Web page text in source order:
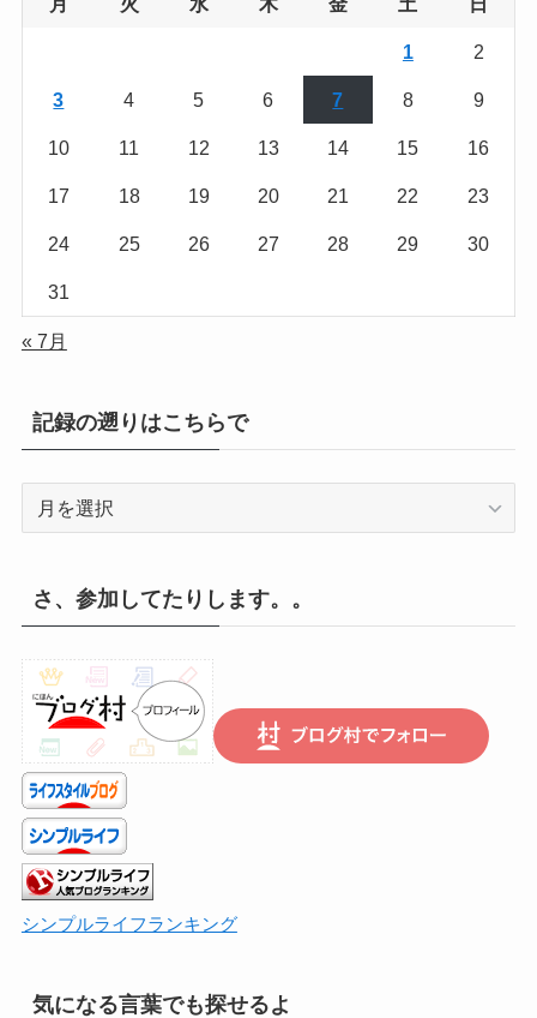
1 2
3 4 5 6 7 8 9
10 11 12 13 14 15 16
17 18 19 20 21 22 23
24 25 26 27 28 29 30
31
« 7月
記録の遡りはこちらで
り
こ
ち
ら
で
さ、参加してたりします。。
シンプルライフランキング
気になる言葉でも探せるよ